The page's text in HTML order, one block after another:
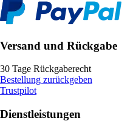
Versand und Rückgabe
30 Tage Rückgaberecht
Bestellung zurückgeben
Trustpilot
Dienstleistungen